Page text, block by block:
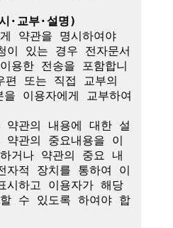
·교부·설명)
약관을 명시하여야
이 있는 경우 전자문서
용한 전송을 포함합니
또는 직접 교부의
을 이용자에게 교부하여
관의 내용에 대한 설
관의 중요내용을 이
거나 약관의 중요 내
자적 장치를 통하여 이
시하고 이용자가 해당
수 있도록 하여야 합